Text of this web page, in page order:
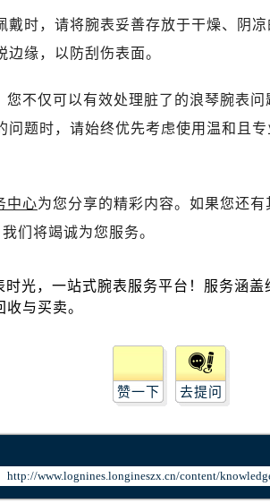
路729号浦西万达中心写字楼A座7楼709
6号华润大厦B座22层04室（需提前预约）
大路727号中银大厦A座(旺进大厦)18层
高架桥路33号亨特国际金融中心14楼14D
正街88号华侨城长安国际中心E座6楼10
东路5号海口华润大厦B座17层1707室（
大道1800号腾达中心东1幢20楼2002室
浩特市玉泉区大学西街70号华润万象城
区民权路28号英利国际金融中心写字楼
尔图区会战大街浪琴售后服务中心（需提
辉区中央街浪琴售后服务中心（需提前
向阳区长安路浪琴售后服务中心（需提
戴时，请将腕表妥善存放于干燥、阴
缘，以防刮伤表面。
不仅可以有效处理脏了的浪琴腕表问
题时，请始终优先考虑使用温和且专
中心为您分享的精彩内容。如果您还
们将竭诚为您服务。
赞一下 去提问